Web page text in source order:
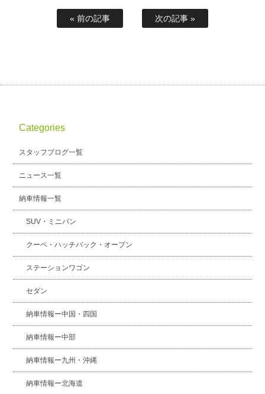
« 前の記事 次の記事 »
Categories
スタッフブログ一覧
ニュース一覧
納車情報一覧
SUV・ミニバン
クーペ・ハッチバック・オープン
ステーションワゴン
セダン
納車情報ー中国・四国
納車情報ー中部
納車情報ー九州・沖縄
納車情報ー北海道